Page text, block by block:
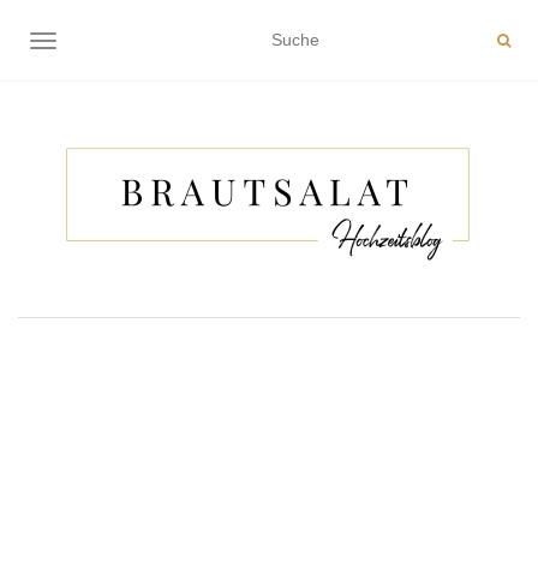
NAVIGATION EIN-/AUSSCHALTEN